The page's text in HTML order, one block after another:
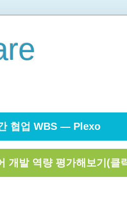
협업 WBS — Plexo
개발 역량 평가해보기(클